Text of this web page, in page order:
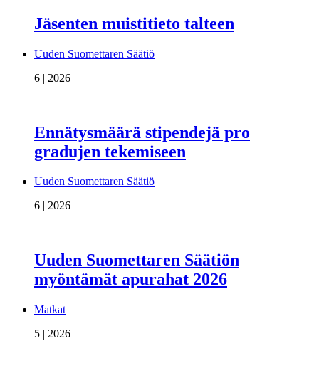
Jäsenten muistitieto talteen
Uuden Suomettaren Säätiö
6 | 2026
Ennätysmäärä stipendejä pro
gradujen tekemiseen
Uuden Suomettaren Säätiö
6 | 2026
Uuden Suomettaren Säätiön
myöntämät apurahat 2026
Matkat
5 | 2026